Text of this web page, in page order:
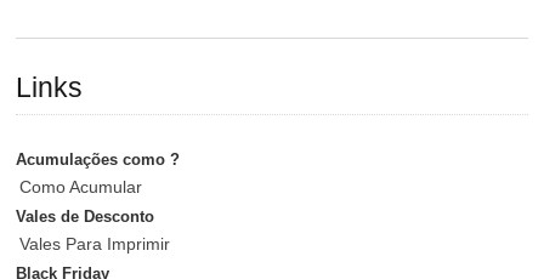
Links
Acumulações como ?
Como Acumular
Vales de Desconto
Vales Para Imprimir
Black Friday